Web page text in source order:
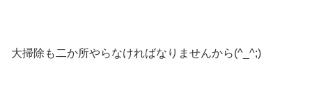
大掃除も二か所やらなければなりませんから(^_^;)